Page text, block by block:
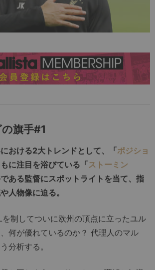
旗手#1
おける2大トレンドとして、「ポジショ
もに注目を浴びている「ストーミン
ある監督にスポットライトを当て、指
人物像に迫る。
制してついに欧州の頂点に立ったユル
何が優れているのか？ 代理人のマル
分析する。